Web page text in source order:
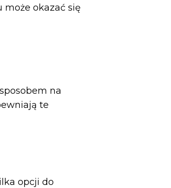
okazać się
na
te
opcji do